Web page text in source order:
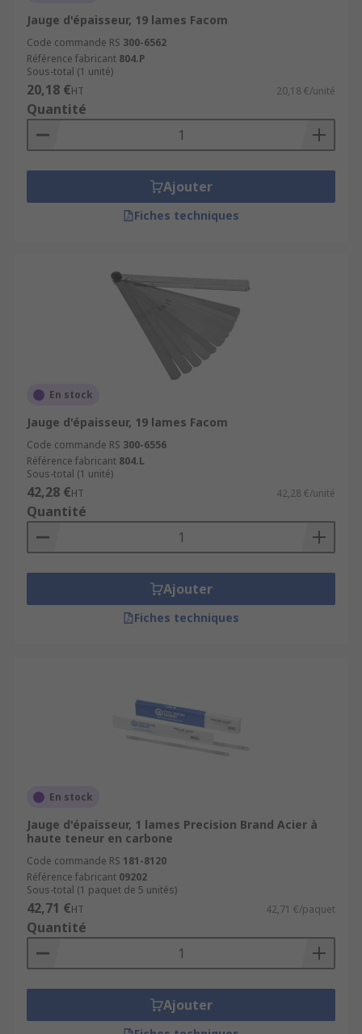
Jauge d'épaisseur, 19 lames Facom
Code commande RS 300-6562
Référence fabricant 804.P
Sous-total (1 unité)
20,18 €HT 20,18 €/unité
Quantité
Ajouter
Fiches techniques
En stock
Jauge d'épaisseur, 19 lames Facom
Code commande RS 300-6556
Référence fabricant 804.L
Sous-total (1 unité)
42,28 €HT 42,28 €/unité
Quantité
Ajouter
Fiches techniques
En stock
Jauge d'épaisseur, 1 lames Precision Brand Acier à
haute teneur en carbone
Code commande RS 181-8120
Référence fabricant 09202
Sous-total (1 paquet de 5 unités)
42,71 €HT 42,71 €/paquet
Quantité
Ajouter